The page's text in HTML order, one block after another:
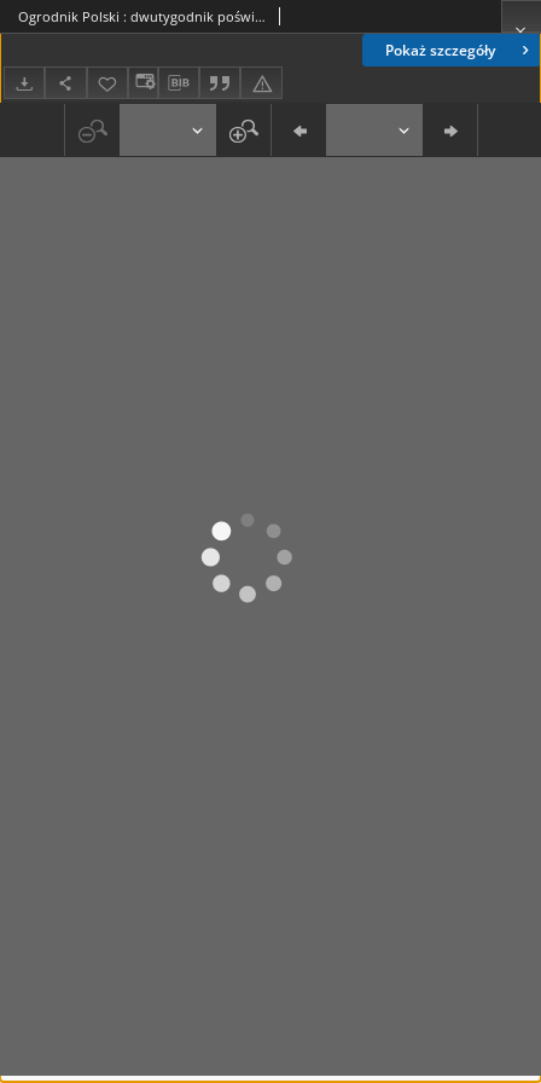
Pokaż szczegóły
Ogrodnik Polski : dwutygodnik poświęcony wszystkim gałęziom ogrodnictwa : redagowany przez E. Jankowskiego, [et al.] T. 14 (1892)